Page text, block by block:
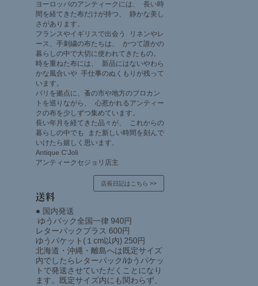
ヨーロッパのアンティークには、 長い時
間を経てきた布だけが持つ、 静かな美し
さがあります。
フランスやイギリスで出会う リネンやレ
ース、手刺繍の布たちは、 かつて誰かの
暮らしの中で大切に使われてきたもの。
時を重ねた布には、 新品にはないやわら
かな風合いや 手仕事のぬくもりが残って
います。
パリを拠点に、蚤の市や地方のブロカン
トを巡りながら、 心惹かれるアンティー
クの布を少しずつ集めています。
長い年月を経てきた品々が、 これからの
暮らしの中でも また新しい時間を刻んで
いけたら嬉しく思います。
Antique C'Joli
アンティークセジョリ店主
店長日記はこちら >>
送料
● 国内発送
ゆうパック全国一律 940円
レターパックプラス 600円
ゆうパケット(１cm以内) 250円
北海道・沖縄・離島へは既定サイズ
内でしたらレターパック/ゆうパケッ
トで発送させていただくことになり
ます。既定サイズ内にも関わらず、